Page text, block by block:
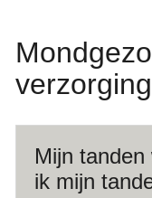
verzorging
Mijn
ik mijn